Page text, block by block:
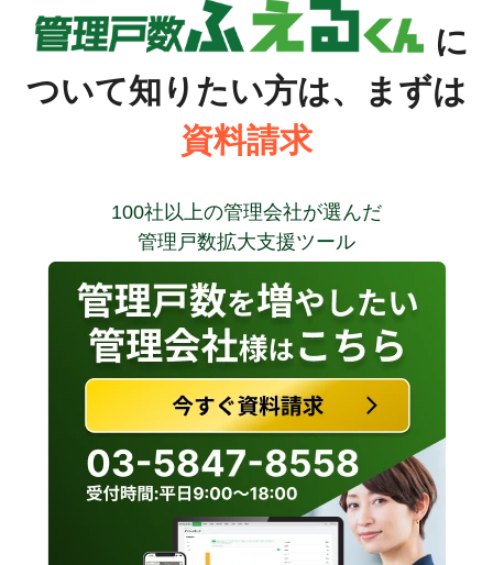
に
ついて知りたい方は、まずは
資料請求
100社以上の管理会社が選んだ
管理戸数拡大支援ツール